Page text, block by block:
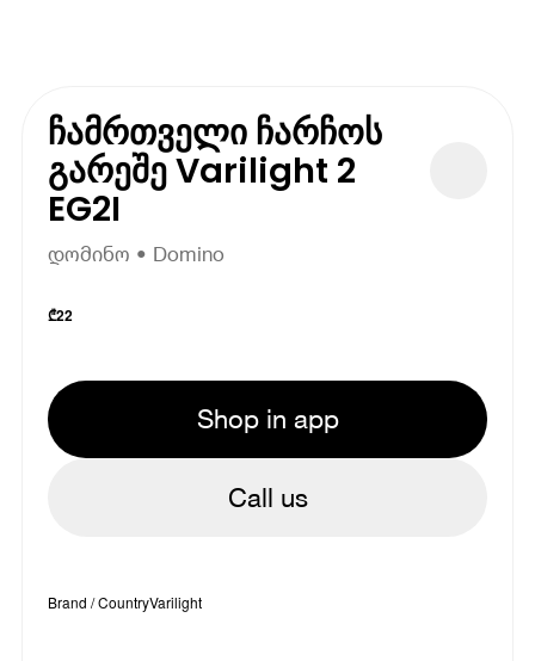
ჩამრთველი ჩარჩოს
გარეშე Varilight 2
EG2I
დომინო • Domino
₾22
Shop in app
Call us
Brand / CountryVarilight